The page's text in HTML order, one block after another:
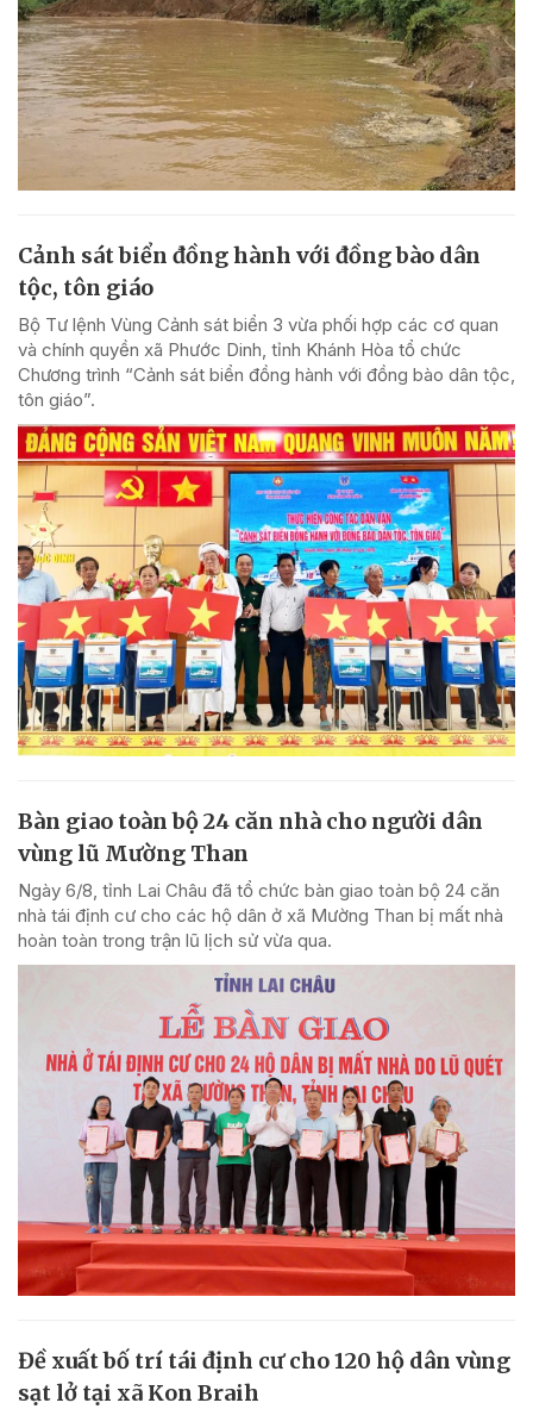
Cảnh sát biển đồng hành với đồng bào dân
tộc, tôn giáo
Bộ Tư lệnh Vùng Cảnh sát biển 3 vừa phối hợp các cơ quan
và chính quyền xã Phước Dinh, tỉnh Khánh Hòa tổ chức
Chương trình “Cảnh sát biển đồng hành với đồng bào dân tộc,
tôn giáo”.
Bàn giao toàn bộ 24 căn nhà cho người dân
vùng lũ Mường Than
Ngày 6/8, tỉnh Lai Châu đã tổ chức bàn giao toàn bộ 24 căn
nhà tái định cư cho các hộ dân ở xã Mường Than bị mất nhà
hoàn toàn trong trận lũ lịch sử vừa qua.
Đề xuất bố trí tái định cư cho 120 hộ dân vùng
sạt lở tại xã Kon Braih